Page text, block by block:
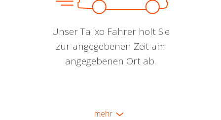
Unser Talixo Fahrer holt Sie
zur angegebenen Zeit am
angegebenen Ort ab.
mehr